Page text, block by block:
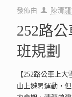
發佈由 陳清
252路
班規劃
【252路公車上
山上避暑運動，